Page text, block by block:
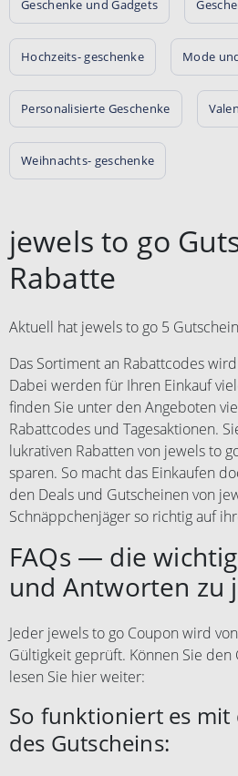
Geschenke und Gadgets
Hochzeits- geschenke Mode
Personalisierte Geschenke
Weihnachts- geschenke
jewels to go
Rabatte
Aktuell hat jewels to go 5
Das Sortiment an Rabattcodes
Dabei werden für Ihren Einkauf
finden Sie unter den Angeboten
Rabattcodes und Tagesaktionen.
lukrativen Rabatten von jewels to
sparen. So macht das Einkaufen
den Deals und Gutscheinen von
Schnäppchenjäger so richtig auf
FAQs — die
und Antworten zu
Jeder jewels to go Coupon wird
Gültigkeit geprüft. Können Sie
lesen Sie hier weiter:
So funktioniert es mit
des Gutscheins: